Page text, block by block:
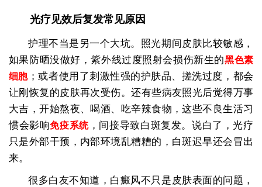
光疗见效后复发常见原因
护理不当是另一个大坑。照光期间皮肤比较敏感，
如果防晒没做好，紫外线过度照射会损伤新生的黑色素
细胞；或者使用了刺激性强的护肤品、搓洗过度，都会
让刚恢复的皮肤再次受伤。还有些病友照光后觉得万事
大吉，开始熬夜、喝酒、吃辛辣食物，这些不良生活习
惯会影响免疫系统，间接导致白斑复发。说白了，光疗
只是外部干预，内部环境乱糟糟的，白斑迟早还会冒出
来。
很多白友不知道，白癜风不只是皮肤表面的问题，